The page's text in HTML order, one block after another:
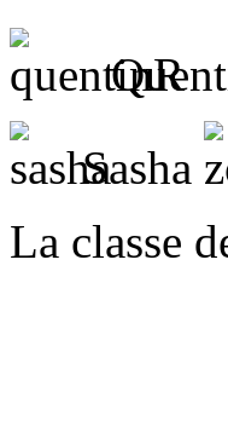
Sasha
La classe